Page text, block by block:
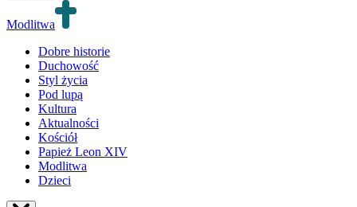
Modlitwa
Dobre historie
Duchowość
Styl życia
Pod lupą
Kultura
Aktualności
Kościół
Papież Leon XIV
Modlitwa
Dzieci